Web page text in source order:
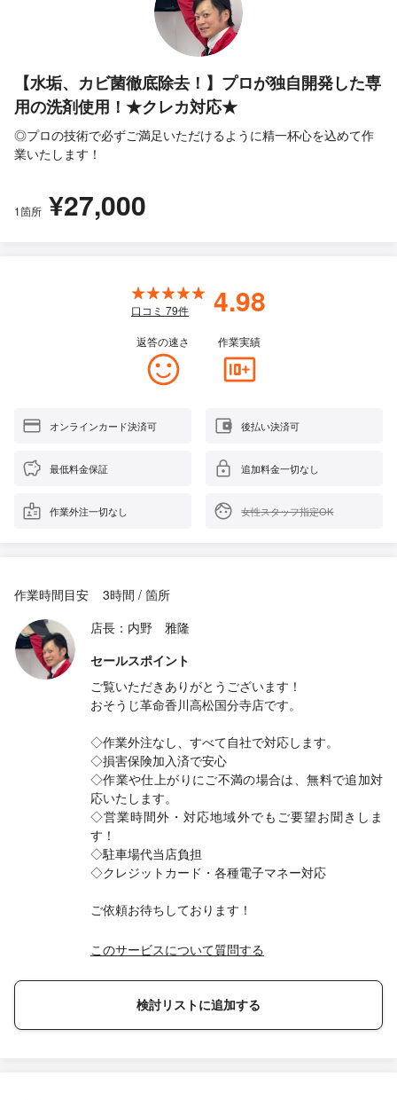
【水垢、カビ菌徹底除去！】プロが独自開発した専
用の洗剤使用！★クレカ対応★
◎プロの技術で必ずご満足いただけるように精一杯心を込めて作
業いたします！
1箇所 ¥27,000
口コミ 79件 4.98
返答の速さ 作業実績
オンラインカード決済可 後払い決済可
最低料金保証 追加料金一切なし
作業外注一切なし 女性スタッフ指定OK
作業時間目安
3時間 / 箇所
店長：内野 雅隆
セールスポイント
ご覧いただきありがとうございます！
おそうじ革命香川高松国分寺店です。
◇作業外注なし、すべて自社で対応します。
◇損害保険加入済で安心
◇作業や仕上がりにご不満の場合は、無料で追加対
応いたします。
◇営業時間外・対応地域外でもご要望お聞きしま
す！
◇駐車場代当店負担
◇クレジットカード・各種電子マネー対応
ご依頼お待ちしております！
このサービスについて質問する
検討リストに追加する